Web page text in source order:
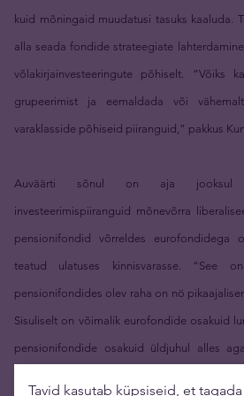
kuid mõningaid muudatusi tasuks kaaluda.
alla seada fondide strateegiate
võlakirjainvesteeringute põhiselt. “Võiks
grupeerimist ja eemaldada või
varaklasside põhiseid piiranguid,” pakkus
Auväärti sõnul on aja jooksul
investeerimispiiranguid mõnevõrra
pensionifondid võrreldes eurofondidega
teatud ulatuses kinnisvarasse. “See
pensionifondides olev raha on nö
Sisuliselt on võimalik eurofondide osakuid
pensionifondide osakuid üldjuhul alles
Tavid kasutab küpsiseid, et